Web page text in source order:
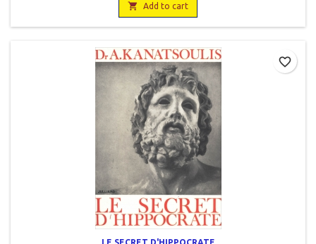
 Add to cart
favorite_border